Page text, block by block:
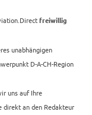
freiwillig
unabhängigen
D-A-CH-Region
uns auf Ihre
an den Redakteur